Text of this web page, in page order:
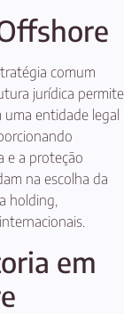
comum
jurídica permite
entidade legal
e a proteção
na escolha da
holding,
em